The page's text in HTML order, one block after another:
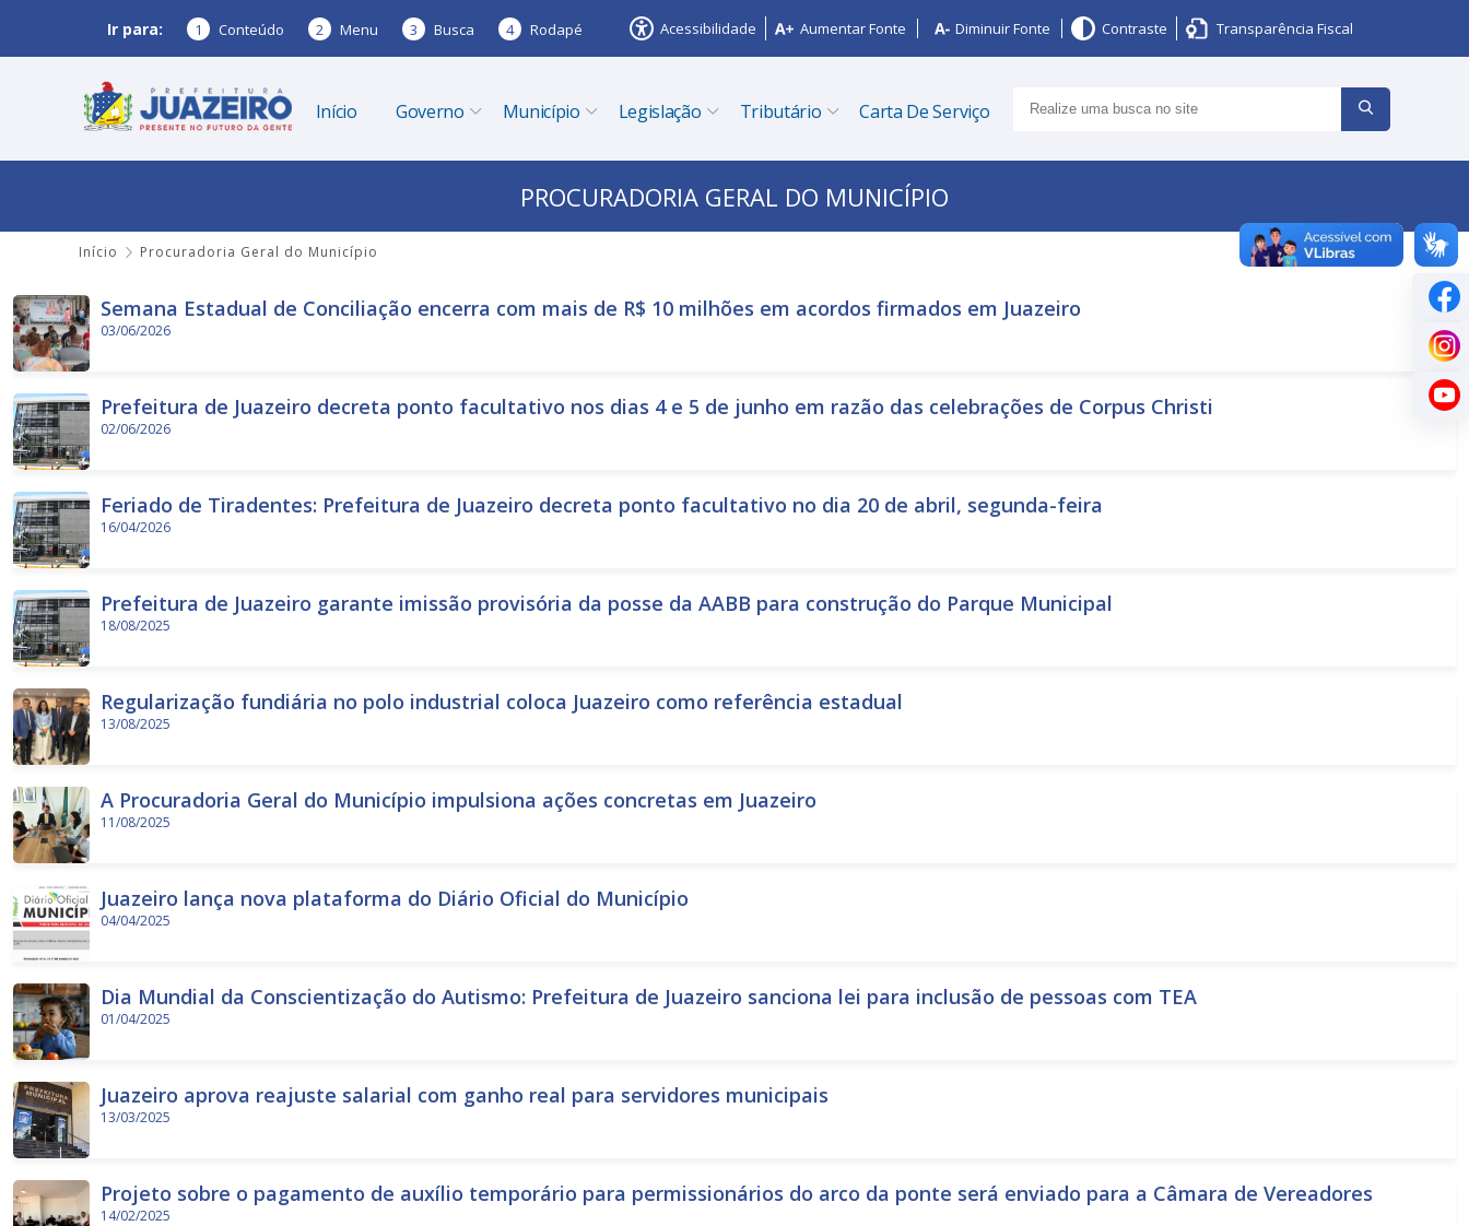
Ir para: 1 Conteúdo 2 Menu 3 Busca 4 Rodapé Acessibilidade Aumentar Fonte Diminuir Fonte Contraste Transparência Fiscal
Início Governo Município Legislação Tributário Carta De Serviço
PROCURADORIA GERAL DO MUNICÍPIO
Início Procuradoria Geral do Município
Semana Estadual de Conciliação encerra com mais de R$ 10 milhões em acordos firmados em Juazeiro
03/06/2026
Prefeitura de Juazeiro decreta ponto facultativo nos dias 4 e 5 de junho em razão das celebrações de Corpus Christi
02/06/2026
Feriado de Tiradentes: Prefeitura de Juazeiro decreta ponto facultativo no dia 20 de abril, segunda-feira
16/04/2026
Prefeitura de Juazeiro garante imissão provisória da posse da AABB para construção do Parque Municipal
18/08/2025
Regularização fundiária no polo industrial coloca Juazeiro como referência estadual
13/08/2025
A Procuradoria Geral do Município impulsiona ações concretas em Juazeiro
11/08/2025
Juazeiro lança nova plataforma do Diário Oficial do Município
04/04/2025
Dia Mundial da Conscientização do Autismo: Prefeitura de Juazeiro sanciona lei para inclusão de pessoas com TEA
01/04/2025
Juazeiro aprova reajuste salarial com ganho real para servidores municipais
13/03/2025
Projeto sobre o pagamento de auxílio temporário para permissionários do arco da ponte será enviado para a Câmara de Vereadores
14/02/2025